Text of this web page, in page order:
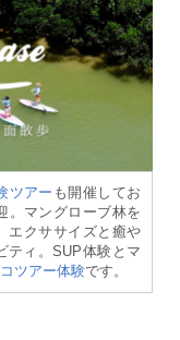
ツアー も開催してお
。マングローブ林を
エクササイズと癒や
ティ。SUP体験とマ
ツアー体験です。